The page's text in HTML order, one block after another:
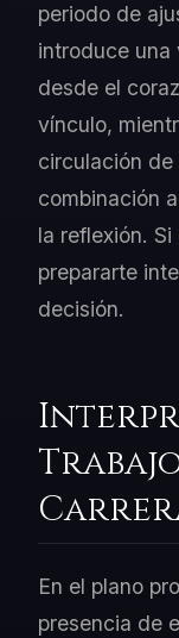
periodo de
introduce una
desde el
vínculo,
circulación de
combinación
la reflexión.
prepararte
decisión.
En el plano
presencia de